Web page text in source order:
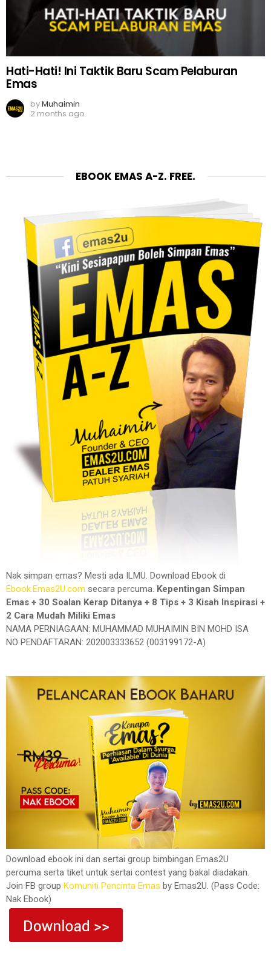
Hati-Hati! Ini Taktik Baru Scam Pelaburan
Emas
byMuhaimin
2 months ago
EBOOK EMAS A-Z. FREE.
Nak simpan emas? Mesti ada ILMU. Download Ebook di
Ebook.Emas2U.com secara percuma. Kepentingan Simpan
Emas + 30 Soalan Kerap Ditanya + 8 Tips + 3 Kisah Inspirasi +
2 Cara Mudah Miliki Emas
NAMA PERNIAGAAN: MUHAMMAD MUHAIMIN BIN MOHD ISA
NO PENDAFTARAN: 202003333652 (003199172-A)
Download ebook ini dan sertai group bimbingan Emas2U
percuma serta tiket untuk sertai contest yang bakal diadakan.
Join FB group Komuniti Pencinta Emas by Emas2U. (Pass Code:
Nak Ebook)